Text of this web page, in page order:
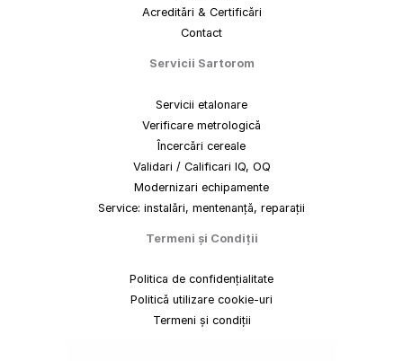
Acreditări & Certificări
Contact
Servicii Sartorom
Servicii etalonare
Verificare metrologică
Încercări cereale
Validari / Calificari IQ, OQ
Modernizari echipamente
Service: instalări, mentenanță, reparații
Termeni și Condiții
Politica de confidențialitate
Politică utilizare cookie-uri
Termeni și condiții